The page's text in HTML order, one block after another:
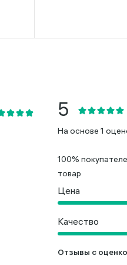
На основе 1
100%
товар
Цена
Качество
Отзывы с